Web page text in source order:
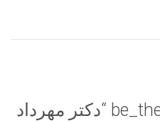
be_the_first_to_comment “دکتر مهرداد